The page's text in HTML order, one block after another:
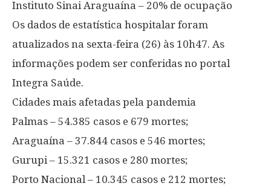
Instituto Sinai Araguaína – 20% de ocupação
Os dados de estatística hospitalar foram
atualizados na sexta-feira (26) às 10h47. As
informações podem ser conferidas no portal
Integra Saúde.
Cidades mais afetadas pela pandemia
Palmas – 54.385 casos e 679 mortes;
Araguaína – 37.844 casos e 546 mortes;
Gurupi – 15.321 casos e 280 mortes;
Porto Nacional – 10.345 casos e 212 mortes;